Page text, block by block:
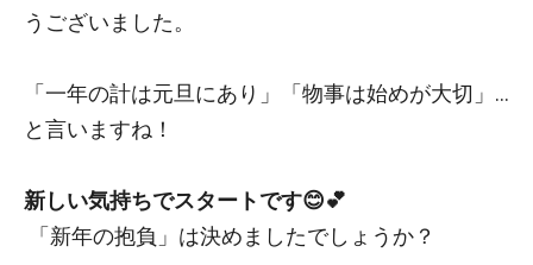
うございました。
「一年の計は元旦にあり」「物事は始めが大切」…
と言いますね！
新しい気持ちでスタートです😊💕
「新年の抱負」は決めましたでしょうか？